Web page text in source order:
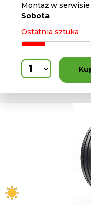
Montaż w
Sobota
Ostatnia sztuka